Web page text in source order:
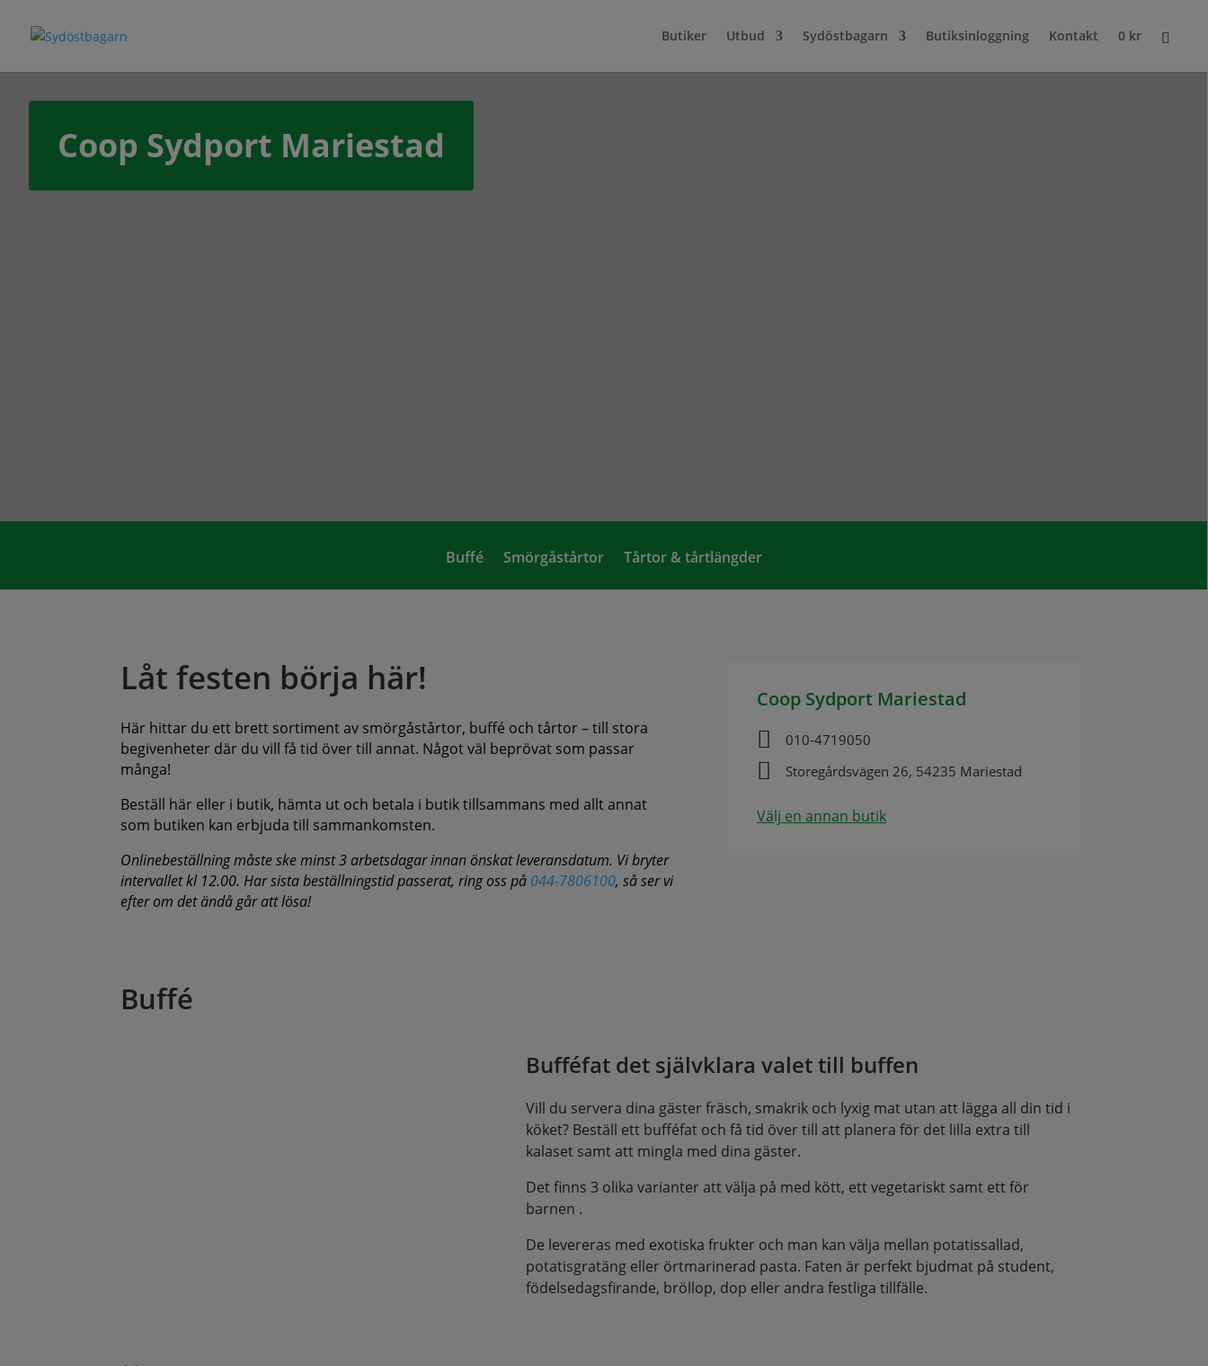
Butiker Utbud Sydöstbagarn Butiksinloggning Kontakt 0 kr
Coop Sydport Mariestad
Buffé Smörgåstårtor Tårtor & tårtlängder
Låt festen börja här!
Här hittar du ett brett sortiment av smörgåstårtor, buffé och tårtor – till stora
begivenheter där du vill få tid över till annat. Något väl beprövat som passar
många!
Beställ här eller i butik, hämta ut och betala i butik tillsammans med allt annat
som butiken kan erbjuda till sammankomsten.
Onlinebeställning måste ske minst 3 arbetsdagar innan önskat leveransdatum. Vi bryter
intervallet kl 12.00. Har sista beställningstid passerat, ring oss på 044-7806100, så ser vi
efter om det ändå går att lösa!
Coop Sydport Mariestad
 010-4719050
 Storegårdsvägen 26, 54235 Mariestad
Välj en annan butik
Buffé
Bufféfat det självklara valet till buffen
Vill du servera dina gäster fräsch, smakrik och lyxig mat utan att lägga all din tid i
köket? Beställ ett bufféfat och få tid över till att planera för det lilla extra till
kalaset samt att mingla med dina gäster.
Det finns 3 olika varianter att välja på med kött, ett vegetariskt samt ett för
barnen .
De levereras med exotiska frukter och man kan välja mellan potatissallad,
potatisgratäng eller örtmarinerad pasta. Faten är perfekt bjudmat på student,
födelsedagsfirande, bröllop, dop eller andra festliga tillfälle.